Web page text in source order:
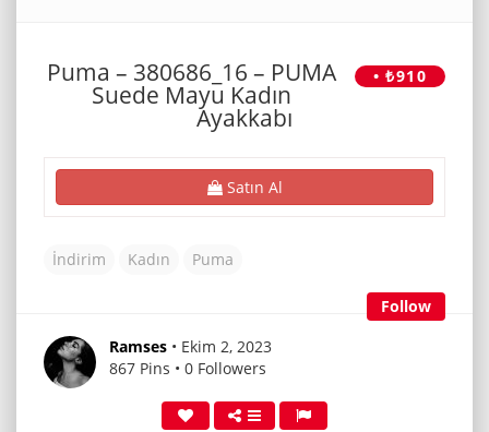
• ₺910
Puma – 380686_16 – PUMA
Suede Mayu Kadın
Ayakkabı
Satın Al
İndirim Kadın Puma
Follow
Ramses • Ekim 2, 2023
867 Pins • 0 Followers